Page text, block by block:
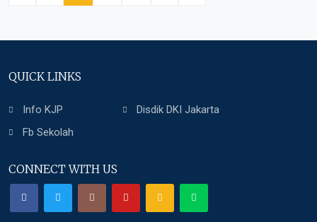
QUICK LINKS
Info KJP
Disdik DKI Jakarta
Fb Sekolah
CONNECT WITH US